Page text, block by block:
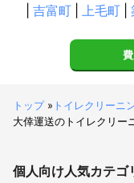
岡垣町
遠賀町 水
宗像市
姶良市
薩摩川内市
日置市
鹿児島市
南さつま市
南大隅
吉富町 上毛町
トップ» トイレクリーニ
大倖運送のトイレクリー
個人向け人気カテゴ